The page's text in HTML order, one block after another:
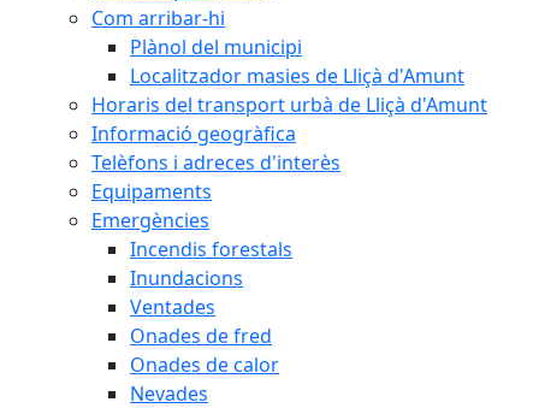
Com arribar-hi
Plànol del municipi
Localitzador masies de Lliçà d'Amunt
Horaris del transport urbà de Lliçà d'Amunt
Informació geogràfica
Telèfons i adreces d'interès
Equipaments
Emergències
Incendis forestals
Inundacions
Ventades
Onades de fred
Onades de calor
Nevades